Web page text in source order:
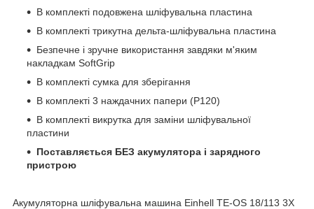
В комплекті подовжена шліфувальна пластина
В комплекті трикутна дельта-шліфувальна пластина
Безпечне і зручне використання завдяки м'яким
накладкам SoftGrip
В комплекті сумка для зберігання
В комплекті 3 наждачних папери (P120)
В комплекті викрутка для заміни шліфувальної
пластини
Поставляється БЕЗ акумулятора і зарядного
пристрою
Акумуляторна шліфувальна машина Einhell TE-OS 18/113 3X